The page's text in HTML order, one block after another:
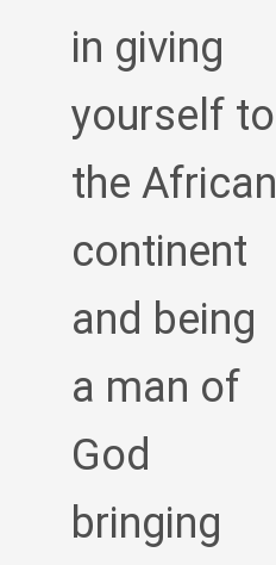
in giving
yourself to
the African
continent
and being
a man of
God
bringing